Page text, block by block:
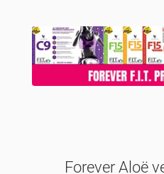
Forever Aloë